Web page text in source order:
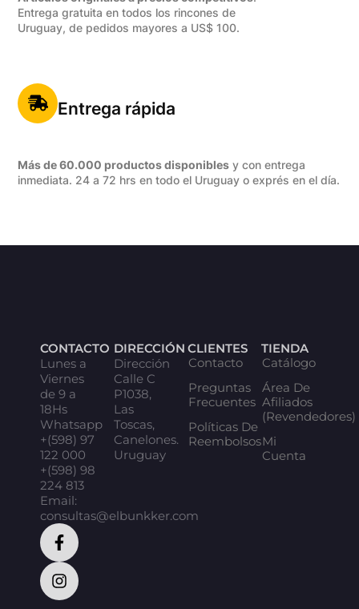
Entrega gratuita en todos los rincones de
Uruguay, de pedidos mayores a US$ 100.
Entrega rápida
Más de 60.000 productos disponibles y con entrega
inmediata. 24 a 72 hrs en todo el Uruguay o exprés en el día.
CONTACTO
Lunes a
Viernes
de 9 a
18Hs
Whatsapp
+(598) 97
122 000
+(598) 98
224 813
Email:
consultas@elbunkker.com
DIRECCIÓN
Dirección
Calle C
P1038,
Las
Toscas,
Canelones.
Uruguay
CLIENTES
Contacto
Preguntas
Frecuentes
Políticas De
Reembolsos
TIENDA
Catálogo
Área De
Afiliados
(Revendedores)
Mi
Cuenta